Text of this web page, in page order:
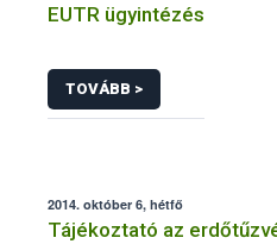
EUTR ügyintézés
TOVÁBB >
2014. október 6, hétfő
Tájékoztató az